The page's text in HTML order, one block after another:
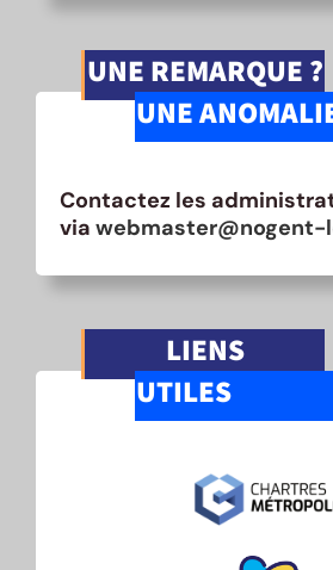
UNE REMARQUE ?
UNE
Contactez les
via
LIENS
UTILES